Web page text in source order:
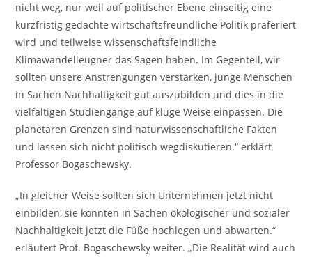
nicht weg, nur weil auf politischer Ebene einseitig eine
kurzfristig gedachte wirtschaftsfreundliche Politik präferiert
wird und teilweise wissenschaftsfeindliche
Klimawandelleugner das Sagen haben. Im Gegenteil, wir
sollten unsere Anstrengungen verstärken, junge Menschen
in Sachen Nachhaltigkeit gut auszubilden und dies in die
vielfältigen Studiengänge auf kluge Weise einpassen. Die
planetaren Grenzen sind naturwissenschaftliche Fakten
und lassen sich nicht politisch wegdiskutieren.“ erklärt
Professor Bogaschewsky.
„In gleicher Weise sollten sich Unternehmen jetzt nicht
einbilden, sie könnten in Sachen ökologischer und sozialer
Nachhaltigkeit jetzt die Füße hochlegen und abwarten.“
erläutert Prof. Bogaschewsky weiter. „Die Realität wird auch